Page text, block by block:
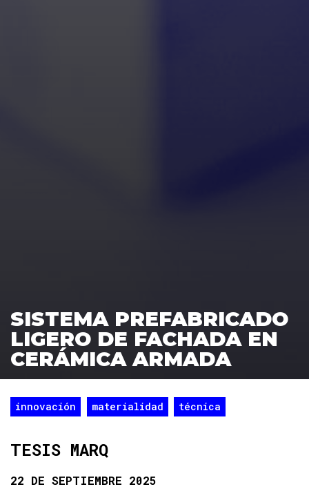
SISTEMA PREFABRICADO
LIGERO DE FACHADA EN
CERÁMICA ARMADA
innovación materialidad técnica
TESIS MARQ
22 DE SEPTIEMBRE 2025